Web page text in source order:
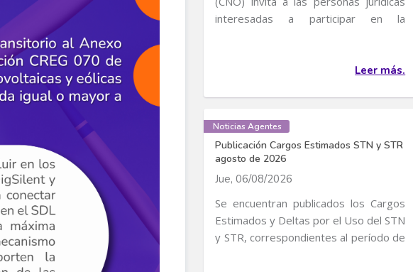
interesadas a participar en la
Leer más.
Noticias Agentes
Publicación Cargos Estimados STN y STR
agosto de 2026
Jue, 06/08/2026
Se encuentran publicados los Cargos
Estimados y Deltas por el Uso del STN
y STR, correspondientes al período de